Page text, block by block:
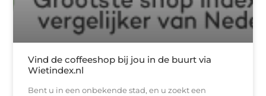
Vind de coffeeshop bij jou in de buurt via
Wietindex.nl
Bent u in een onbekende stad, en u zoekt een